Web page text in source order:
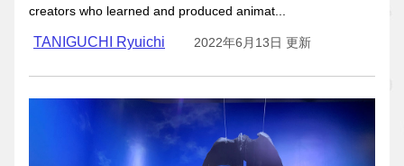
creators who learned and produced animat...
TANIGUCHI Ryuichi 2022年6月13日 更新